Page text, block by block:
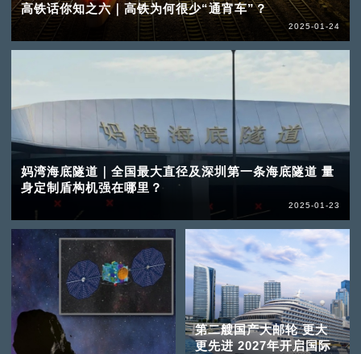
高铁话你知之六｜高铁为何很少“通宵车”？
2025-01-24
妈湾海底隧道｜全国最大直径及深圳第一条海底隧道 量
身定制盾构机强在哪里？
2025-01-23
第二艘国产大邮轮 更大
更先进 2027年开启国际